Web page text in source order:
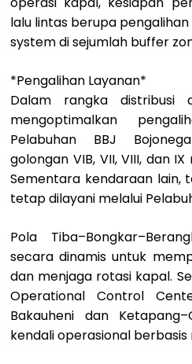
lalu lintas berupa
system di sejumlah buffer
*Pengalihan Layanan*
Dalam rangka distribusi
mengoptimalkan
Pelabuhan BBJ
golongan VIB, VII, VIII, dan
Sementara kendaraan lain,
tetap dilayani melalui
Pola
secara dinamis untuk
dan menjaga rotasi kapal.
Operational Control
Bakauheni dan
kendali operasional berbasis